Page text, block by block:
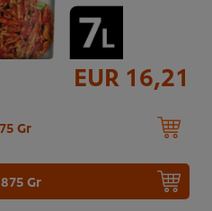
EUR 16,21
Gr
Gr